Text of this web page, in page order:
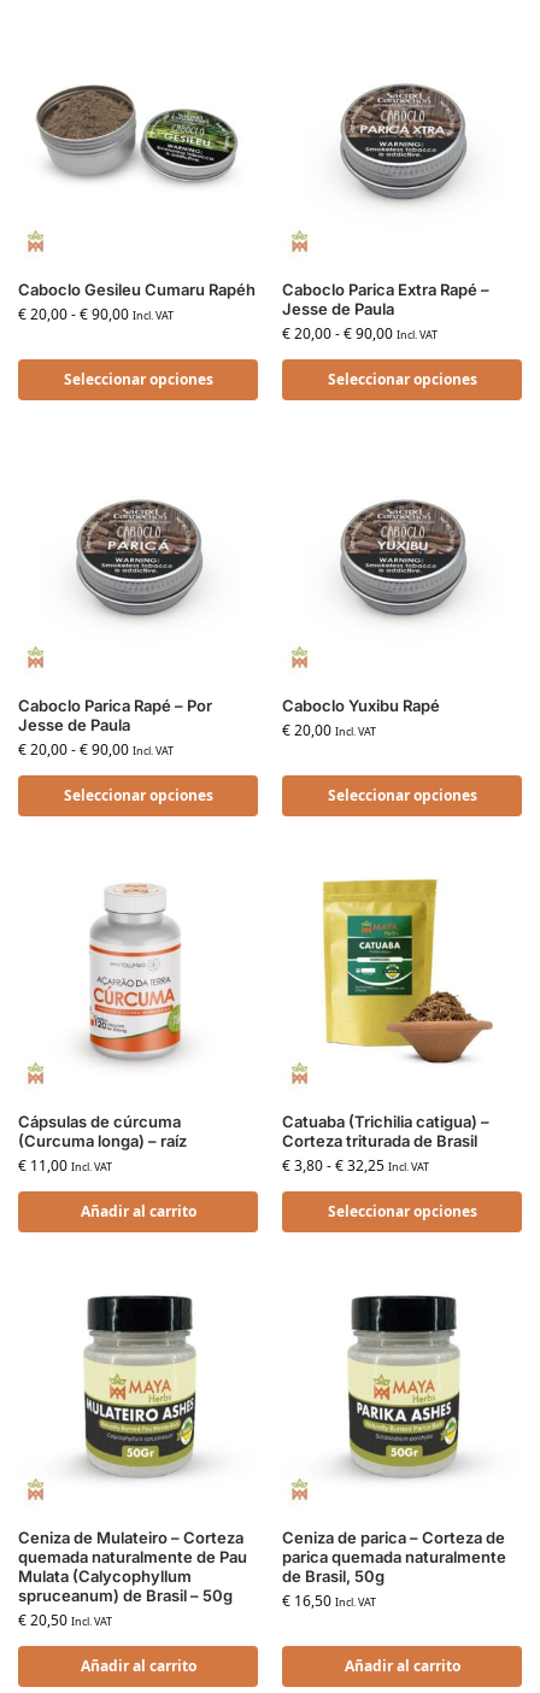
Caboclo Gesileu Cumaru Rapéh
€20,00-€90,00 Incl. VAT
Seleccionar opciones
Caboclo Parica Extra Rapé –
Jesse de Paula
€20,00-€90,00 Incl. VAT
Seleccionar opciones
Caboclo Parica Rapé – Por
Jesse de Paula
€20,00-€90,00 Incl. VAT
Seleccionar opciones
Caboclo Yuxibu Rapé
€20,00 Incl. VAT
Seleccionar opciones
Cápsulas de cúrcuma
(Curcuma longa) – raíz
€ 11,00 Incl. VAT
Añadir al carrito
Catuaba (Trichilia catigua) –
Corteza triturada de Brasil
€3,80-€32,25 Incl. VAT
Seleccionar opciones
Ceniza de Mulateiro – Corteza
quemada naturalmente de Pau
Mulata (Calycophyllum
spruceanum) de Brasil – 50g
€20,50 Incl. VAT
Añadir al carrito
Ceniza de parica – Corteza de
parica quemada naturalmente
de Brasil, 50g
€ 16,50 Incl. VAT
Añadir al carrito